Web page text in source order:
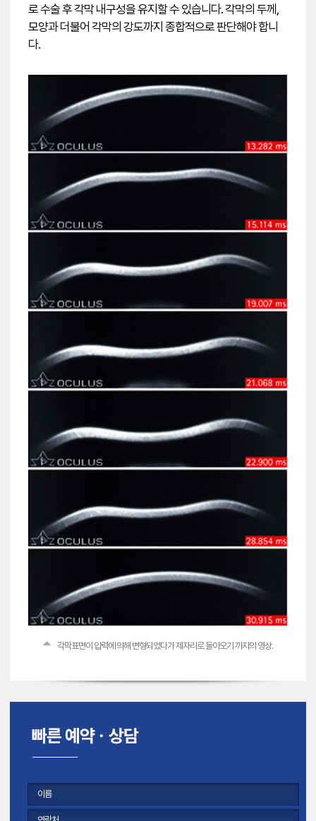
로 수술 후 각막 내구성을 유지할 수 있습니다. 각막의 두께,
모양과 더불어 각막의 강도까지 종합적으로 판단해야 합니
다.
각막표면이 압력에 의해 변형되었다가 제자리로 돌아오기 까지의 영상.